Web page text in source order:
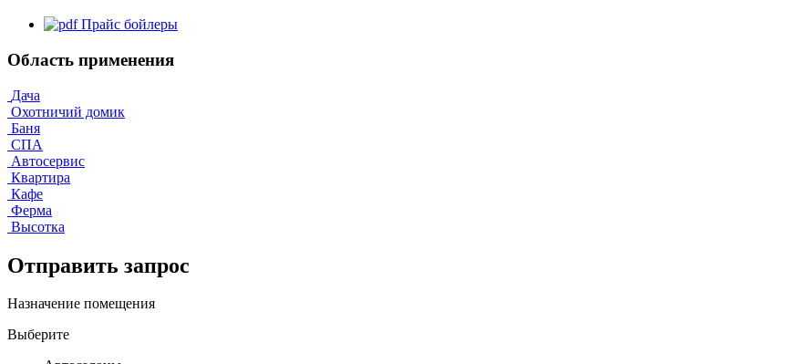
Прайс бойлеры
Область применения
Дача
Охотничий домик
Баня
СПА
Автосервис
Квартира
Кафе
Ферма
Высотка
Отправить запрос
Назначение помещения
Выберите